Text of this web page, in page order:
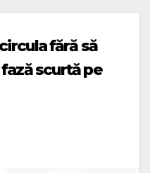
fără să
scurtă pe